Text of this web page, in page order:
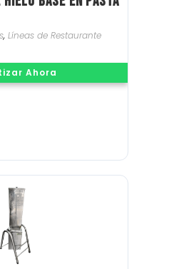
, Líneas de Restaurante
Ahora